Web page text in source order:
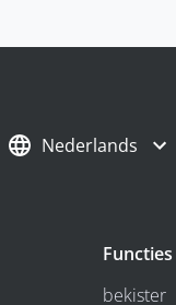
Nederlands
Functies
bekister